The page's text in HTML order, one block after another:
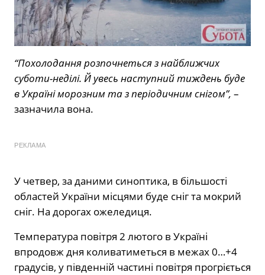
“Похолодання розпочнеться з найближчих
суботи-неділі. Й увесь наступний тиждень буде
в Україні морозним та з періодичним снігом”, –
зазначила вона.
РЕКЛАМА
У четвер, за даними синоптика, в більшості
областей України місцями буде сніг та мокрий
сніг. На дорогах ожеледиця.
Температура повітря 2 лютого в Україні
впродовж дня коливатиметься в межах 0…+4
градусів, у південній частині повітря прогріється